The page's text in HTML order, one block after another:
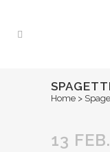
Home >
13 FEB.